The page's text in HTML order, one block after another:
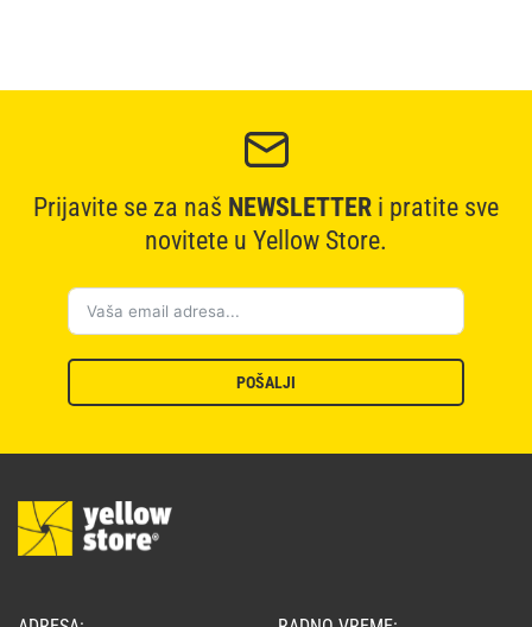
Prijavite se za naš NEWSLETTER i pratite sve
novitete u Yellow Store.
POŠALJI